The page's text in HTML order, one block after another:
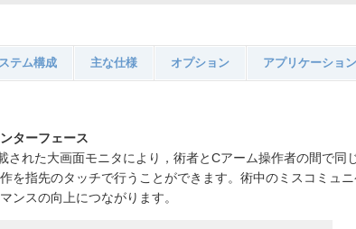
テム構成 主な仕様 オプション アプリケーション
ターフェース
された大画面モニタにより，術者とCアーム操作者の間で同
を指先のタッチで行うことができます。術中のミスコミュ
ンスの向上につながります。